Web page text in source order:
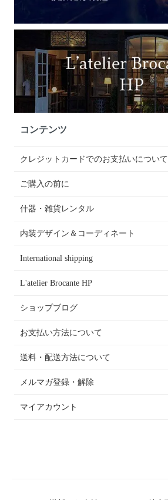
コンテンツ
クレジットカードでのお支払いについて
ご購入の前に
什器・雑貨レンタル
内装デザイン＆コーディネート
International shipping
L'atelier Brocante HP
ショップブログ
お支払い方法について
送料・配送方法について
メルマガ登録・解除
マイアカウント